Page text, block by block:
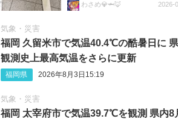
わさめ💎🦈🦊 2026-
気象・災害
福岡 久留米市で気温40.4℃の酷暑日に
観測史上最高気温をさらに更新
福岡県 2026年8月3日15:19
気象・災害
福岡 太宰府市で気温39.7℃を観測 県内8